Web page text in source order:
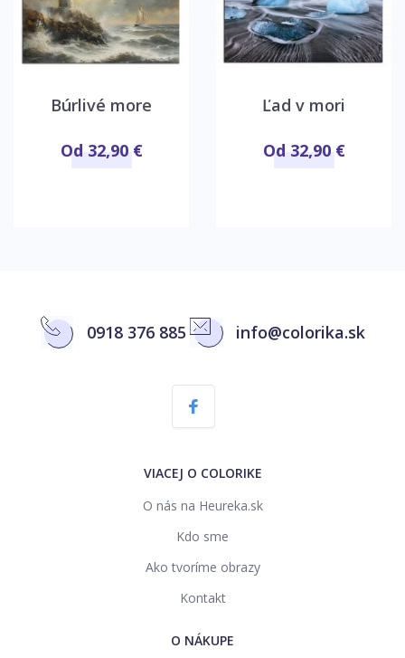
Búrlivé more
Od 32,90 €
Ľad v mori
Od 32,90 €
0918 376 885 info@colorika.sk
VIACEJ O COLORIKE
O nás na Heureka.sk
Kdo sme
Ako tvoríme obrazy
Kontakt
O NÁKUPE